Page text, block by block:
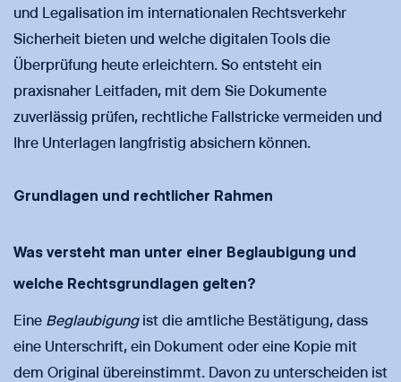
und Legalisation im internationalen Rechtsverkehr
Sicherheit bieten und welche digitalen Tools die
Überprüfung heute erleichtern. So entsteht ein
praxisnaher Leitfaden, mit dem Sie Dokumente
zuverlässig prüfen, rechtliche Fallstricke vermeiden und
Ihre Unterlagen langfristig absichern können.
Grundlagen und rechtlicher Rahmen
Was versteht man unter einer Beglaubigung und
welche Rechtsgrundlagen gelten?
Eine Beglaubigungist die amtliche Bestätigung, dass
eine Unterschrift, ein Dokument oder eine Kopie mit
dem Original übereinstimmt. Davon zu unterscheiden ist